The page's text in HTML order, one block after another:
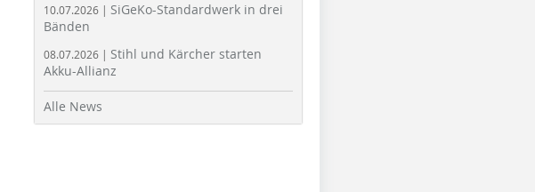
10.07.2026 | SiGeKo-Standardwerk in drei
Bänden
08.07.2026 | Stihl und Kärcher starten
Akku-Allianz
Alle News